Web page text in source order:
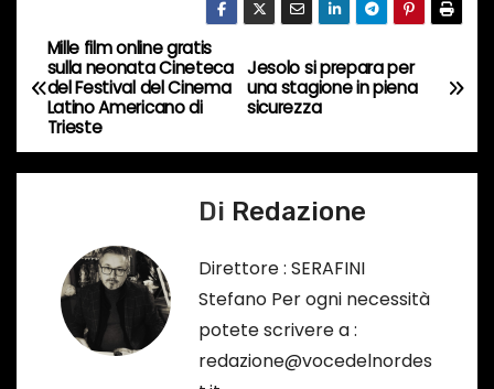
s
o
…
N
a
v
Jesolo si prepara per
una stagione in piena
sicurezza
Mille film online gratis
sulla neonata Cineteca
del Festival del Cinema
Latino Americano di
Trieste
Di Redazione
Direttore : SERAFINI
Stefano Per ogni necessità
potete scrivere a :
redazione@vocedelnordes